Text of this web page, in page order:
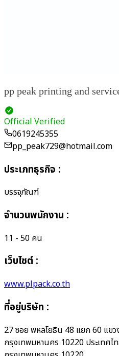
pp peak printing and
Official Verified
0619245355
pp_peak729@hotmail.com
ประเภทธุรกิจ :
บรรจุภัณฑ์
จำนวนพนักงาน :
11 - 50 คน
เว็บไซต์ :
www.plpack.co.th
ที่อยู่บริษัท :
27 ซอย พหลโยธิน 48 แยก 60 แขว
กรุงเทพมหานคร 10220 ประเทศไ